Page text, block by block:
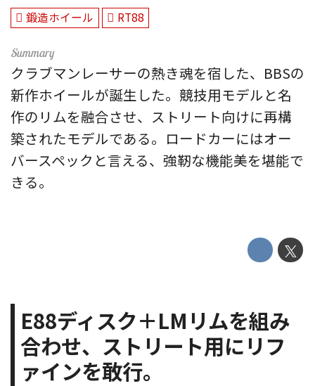
鍛造ホイール RT88
クラブマンレーサーの熱き魂を宿した、BBSの
新作ホイールが誕生した。競技用モデルと名
作のリムを融合させ、ストリート向けに再構
築されたモデルである。ロードカーにはオー
バースペックと言える、強靭な機能美を堪能で
きる。
E88ディスク＋LMリムを組み
合わせ、ストリート用にリフ
ァインを敢行。